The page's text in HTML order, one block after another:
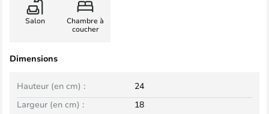
Salon
Chambre à
coucher
Dimensions
Largeur (en cm) : 18
Hauteur (en cm) : 24